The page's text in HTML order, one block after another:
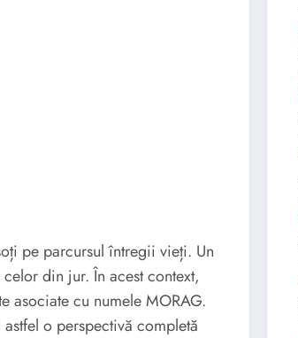
pe parcursul întregii vieți. Un
din jur. În acest context,
asociate cu numele MORAG.
o perspectivă completă